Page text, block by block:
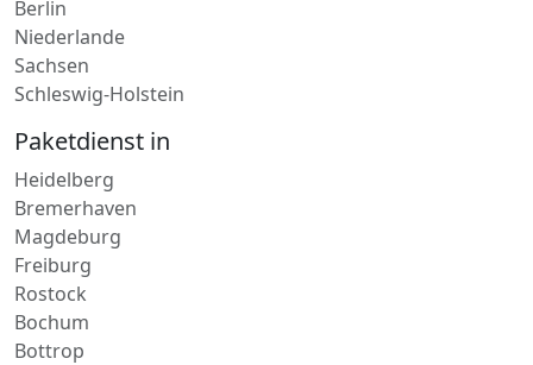
Berlin
Niederlande
Sachsen
Schleswig-Holstein
Paketdienst in
Heidelberg
Bremerhaven
Magdeburg
Freiburg
Rostock
Bochum
Bottrop